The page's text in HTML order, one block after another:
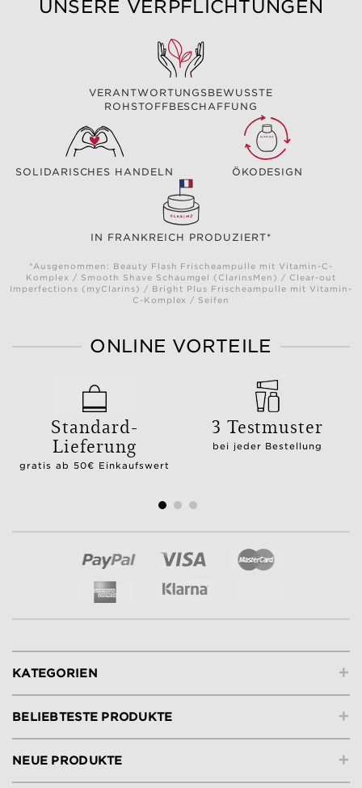
UNSERE VERPFLICHTUNGEN
VERANTWORTUNGSBEWUSSTE
ROHSTOFFBESCHAFFUNG
SOLIDARISCHES HANDELN ÖKODESIGN
IN FRANKREICH PRODUZIERT*
*Ausgenommen: Beauty Flash Frischeampulle mit Vitamin-C-
Komplex / Smooth Shave Schaumgel (ClarinsMen) / Clear-out
Imperfections (myClarins) / Bright Plus Frischeampulle mit Vitamin-
C-Komplex / Seifen
ONLINE VORTEILE
Standard-
Lieferung
gratis ab 50€ Einkaufswert
3 Testmuster
bei jeder Bestellung
+
KATEGORIEN
+
BELIEBTESTE PRODUKTE
+
NEUE PRODUKTE